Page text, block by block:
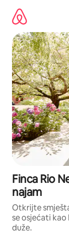
sadržaj
Finca Rio
najam
Otkrijte
se osjećati kao
duže.